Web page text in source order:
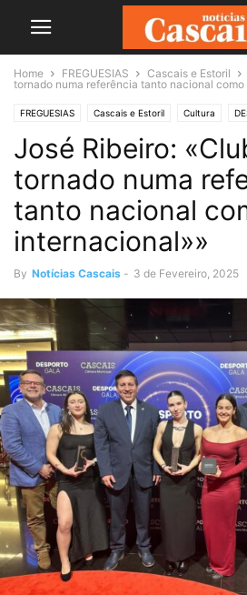
Home FREGUESIAS Cascais e Estoril
tornado numa referência tanto nacional
FREGUESIAS Cascais e Estoril Cultura
Destaques Sociedade
José Ribeiro:
tornado numa
tanto nacional
internacional»»
By Notícias Cascais - 3 de Fevereiro, 2025